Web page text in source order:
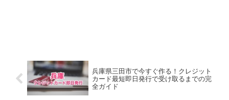
兵庫県三田市で今すぐ作る！クレジット
カード最短即日発行で受け取るまでの完
全ガイド